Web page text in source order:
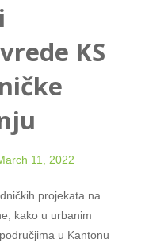
KS
11, 2022
projekata na
kako u urbanim
u Kantonu